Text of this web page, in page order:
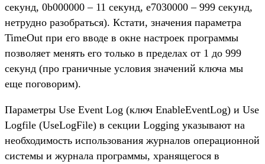
секунд, 0b000000 – 11 секунд, e7030000 – 999 секунд,
нетрудно разобраться). Кстати, значения параметра
TimeOut при его вводе в окне настроек программы
позволяет менять его только в пределах от 1 до 999
секунд (про граничные условия значений ключа мы
еще поговорим).
Параметры Use Event Log (ключ EnableEventLog) и Use
Logfile (UseLogFile) в секции Logging указывают на
необходимость использования журналов операционной
системы и журнала программы, хранящегося в